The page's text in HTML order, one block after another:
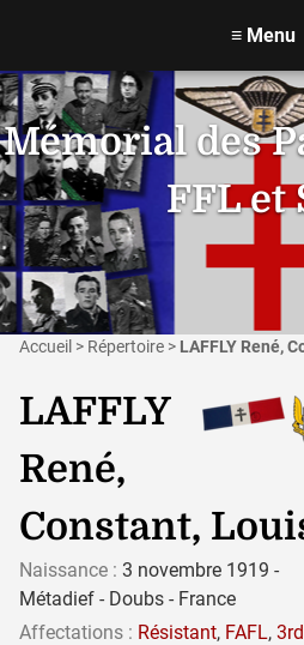
Mémorial des
FFL et
≡ Menu
Accueil > Répertoire > LAFFLY René,
LAFFLY
René,
Constant,
Naissance : 3 novembre 1919 -
Métadief - Doubs - France
Affectations : Résistant, FAFL, 3rd